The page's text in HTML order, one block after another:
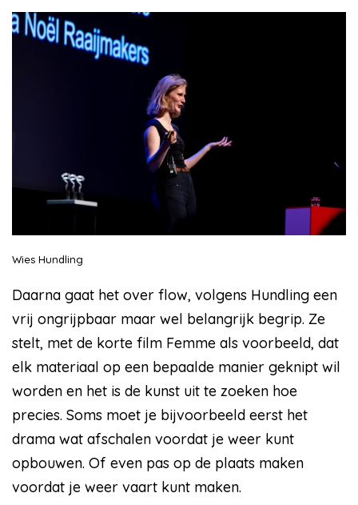
Wies Hundling
Daarna gaat het over flow, volgens Hundling een
vrij ongrijpbaar maar wel belangrijk begrip. Ze
stelt, met de korte film Femme als voorbeeld, dat
elk materiaal op een bepaalde manier geknipt wil
worden en het is de kunst uit te zoeken hoe
precies. Soms moet je bijvoorbeeld eerst het
drama wat afschalen voordat je weer kunt
opbouwen. Of even pas op de plaats maken
voordat je weer vaart kunt maken.